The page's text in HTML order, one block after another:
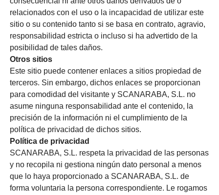
relacionados con el uso o la incapacidad de utilizar este
sitio o su contenido tanto si se basa en contrato, agravio,
responsabilidad estricta o incluso si ha advertido de la
posibilidad de tales daños.
Otros sitios
Este sitio puede contener enlaces a sitios propiedad de
terceros. Sin embargo, dichos enlaces se proporcionan
para comodidad del visitante y SCANARABA, S.L. no
asume ninguna responsabilidad ante el contenido, la
precisión de la información ni el cumplimiento de la
política de privacidad de dichos sitios.
Política de privacidad
SCANARABA, S.L. respeta la privacidad de las personas
y no recopila ni gestiona ningún dato personal a menos
que lo haya proporcionado a SCANARABA, S.L. de
forma voluntaria la persona correspondiente. Le rogamos